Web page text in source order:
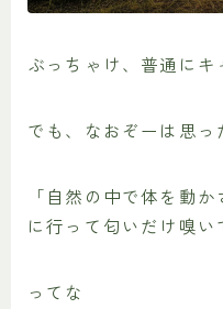
ぶっちゃけ、普通に
でも、なおぞーは思っ
「自然の中で体を動
に行って匂いだけ嗅い
ってな